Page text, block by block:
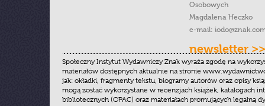
Osobowych
Magdalena Heczko
e-mail:
newsletter >>
Społeczny Instytut Wydawniczy Znak wyraża zgodę na
materiałów dostępnych aktualnie na stronie
jak: okładki, fragmenty tekstu, biogramy autorów oraz opisy
mogą zostać wykorzystane w recenzjach książek, katalogach
bibliotecznych (OPAC) oraz materiałach promujących legalną